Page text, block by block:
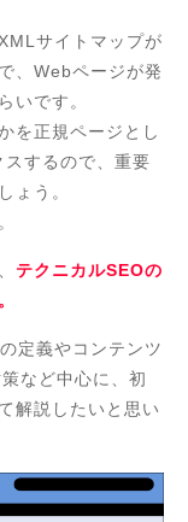
サイトマップが
、Webページが発
いです。
を正規ページとし
するので、重要
ょう。
テクニカルSEOの
定義やコンテンツ
など中心に、初
解説したいと思い